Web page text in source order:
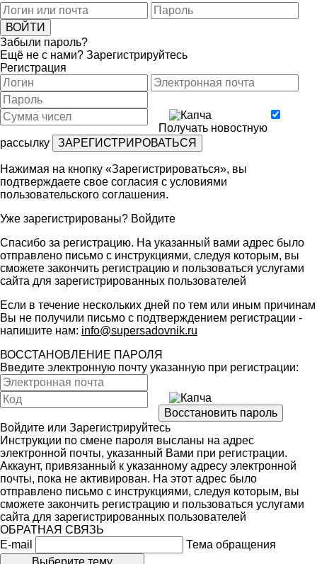
Забыли пароль?
Ещё не с нами? Зарегистрируйтесь
Регистрация
Получать новостную
рассылку
Нажимая на кнопку «Зарегистрироваться», вы
подтверждаете свое согласия с условиями
пользовательского соглашения.
Уже зарегистрированы? Войдите
Спасибо за регистрацию. На указанный вами адрес было
отправлено письмо с инструкциями, следуя которым, вы
сможете закончить регистрацию и пользоваться услугами
сайта для зарегистрированных пользователей
Если в течение нескольких дней по тем или иным причинам
Вы не получили письмо с подтверждением регистрации -
напишите нам: info@supersadovnik.ru
ВОССТАНОВЛЕНИЕ ПАРОЛЯ
Введите электронную почту указанную при регистрации:
Войдите или Зарегистрируйтесь
Инструкции по смене пароля высланы на адрес
электронной почты, указанный Вами при регистрации.
Аккаунт, привязанный к указанному адресу электронной
почты, пока не активирован. На этот адрес было
отправлено письмо с инструкциями, следуя которым, вы
сможете закончить регистрацию и пользоваться услугами
сайта для зарегистрированных пользователей
ОБРАТНАЯ СВЯЗЬ
E-mail
Тема обращения
Выберите тему